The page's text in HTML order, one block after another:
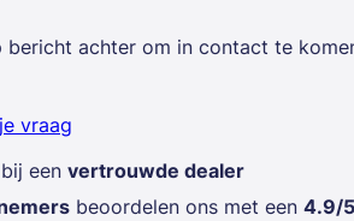
bericht achter om in contact te
vraag
een vertrouwde dealer
beoordelen ons met een 4.9/5